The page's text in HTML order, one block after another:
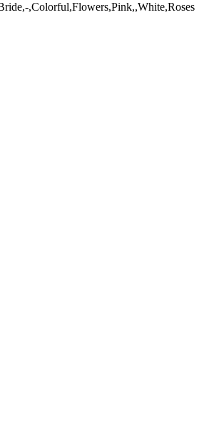
,Colorful,Flowers,Pink,,White,Roses